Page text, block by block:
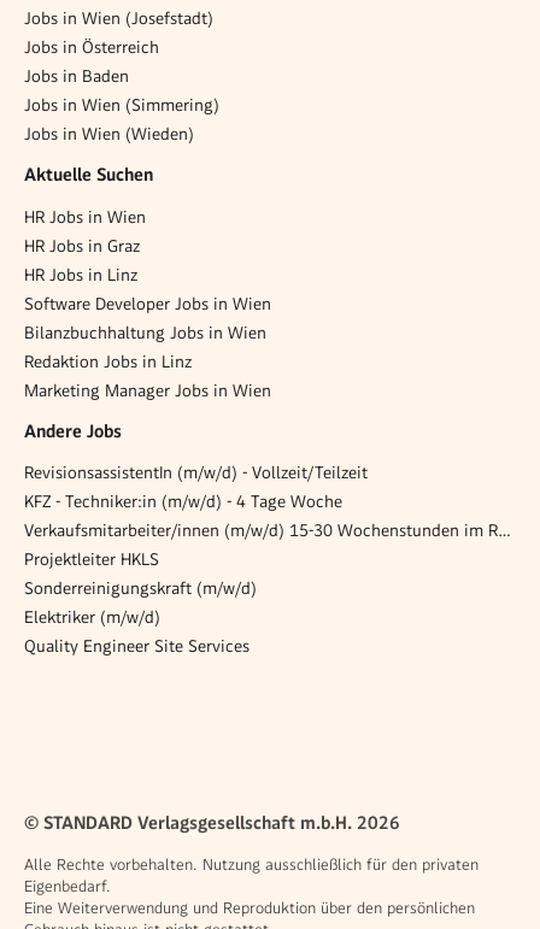
Jobs in Wien (Josefstadt)
Jobs in Österreich
Jobs in Baden
Jobs in Wien (Simmering)
Jobs in Wien (Wieden)
Aktuelle Suchen
HR Jobs in Wien
HR Jobs in Graz
HR Jobs in Linz
Software Developer Jobs in Wien
Bilanzbuchhaltung Jobs in Wien
Redaktion Jobs in Linz
Marketing Manager Jobs in Wien
Andere Jobs
RevisionsassistentIn (m/w/d) - Vollzeit/Teilzeit
KFZ - Techniker:in (m/w/d) - 4 Tage Woche
Verkaufsmitarbeiter/innen (m/w/d) 15-30 Wochenstunden im Raum Leoben und Umgebung!
Projektleiter HKLS
Sonderreinigungskraft (m/w/d)
Elektriker (m/w/d)
Quality Engineer Site Services
© STANDARD Verlagsgesellschaft m.b.H. 2026
Alle Rechte vorbehalten. Nutzung ausschließlich für den privaten
Eigenbedarf.
Eine Weiterverwendung und Reproduktion über den persönlichen